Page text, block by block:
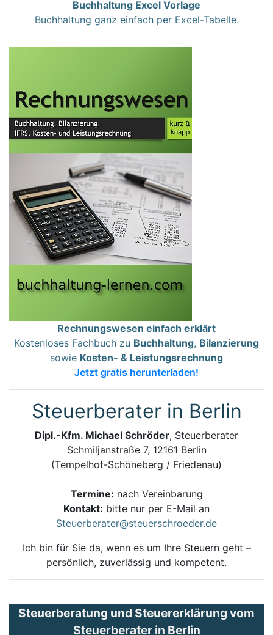
Buchhaltung Excel Vorlage
Buchhaltung ganz einfach per Excel-Tabelle.
Rechnungswesen einfach erklärt
Kostenloses Fachbuch zu Buchhaltung, Bilanzierung
sowie Kosten- & Leistungsrechnung
Jetzt gratis herunterladen!
Steuerberater in Berlin
Dipl.-Kfm. Michael Schröder, Steuerberater
Schmiljanstraße 7, 12161 Berlin
(Tempelhof-Schöneberg / Friedenau)
Termine: nach Vereinbarung
Kontakt: bitte nur per E-Mail an
Steuerberater@steuerschroeder.de
Ich bin für Sie da, wenn es um Ihre Steuern geht –
persönlich, zuverlässig und kompetent.
Steuerberatung und Steuererklärung vom
Steuerberater in Berlin